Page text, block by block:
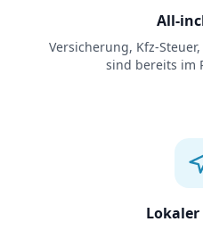
All-
Versicherung, Kfz-
sind bereits im
Lokaler